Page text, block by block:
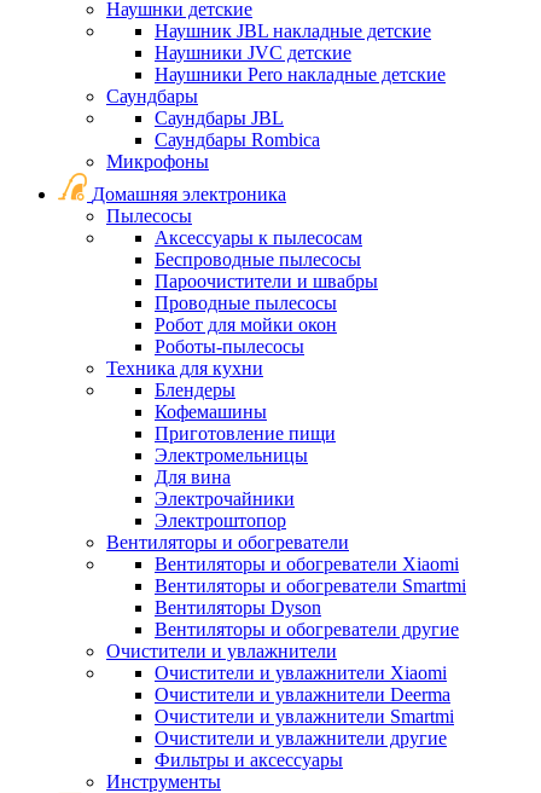
Наушнки детские
Наушник JBL накладные детские
Наушники JVC детские
Наушники Pero накладные детские
Саундбары
Саундбары JBL
Саундбары Rombica
Микрофоны
Домашняя электроника
Пылесосы
Аксессуары к пылесосам
Беспроводные пылесосы
Пароочистители и швабры
Проводные пылесосы
Робот для мойки окон
Роботы-пылесосы
Техника для кухни
Блендеры
Кофемашины
Приготовление пищи
Электромельницы
Для вина
Электрочайники
Электроштопор
Вентиляторы и обогреватели
Вентиляторы и обогреватели Xiaomi
Вентиляторы и обогреватели Smartmi
Вентиляторы Dyson
Вентиляторы и обогреватели другие
Очистители и увлажнители
Очистители и увлажнители Xiaomi
Очистители и увлажнители Deerma
Очистители и увлажнители Smartmi
Очистители и увлажнители другие
Фильтры и аксессуары
Инструменты